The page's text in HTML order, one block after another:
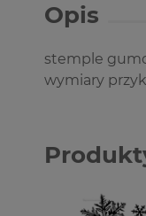
Opis
stemple
wymiary